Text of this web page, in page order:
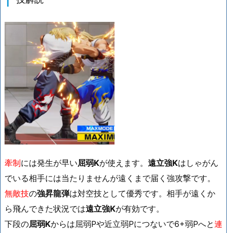
牽制には発生が早い屈弱Kが使えます。 遠立強Kはしゃがん
でいる相手には当たりませんが遠くまで届く強攻撃です。
無敵技の強昇龍弾は対空技として優秀です。相手が遠くか
ら飛んできた状況では遠立強Kが有効です。
下段の屈弱Kからは屈弱Pや近立弱Pにつないで6+弱Pへと連